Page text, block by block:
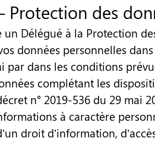
Protection des
un Délégué à la Protection
données personnelles
par dans les conditions
complétant les
n° 2019-536 du 29 mai
à caractère
droit d’information,